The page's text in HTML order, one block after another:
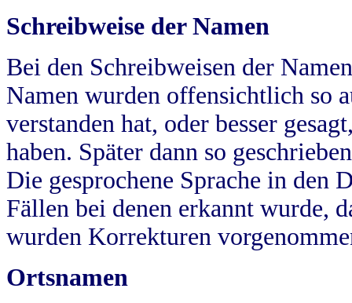
Schreibweise der Namen
Bei den Schreibweisen der
Namen wurden offensichtlich so
verstanden hat, oder besser
haben. Später dann so
Die gesprochene Sprache in
Fällen bei denen erkannt wurde,
wurden Korrekturen
Ortsnamen